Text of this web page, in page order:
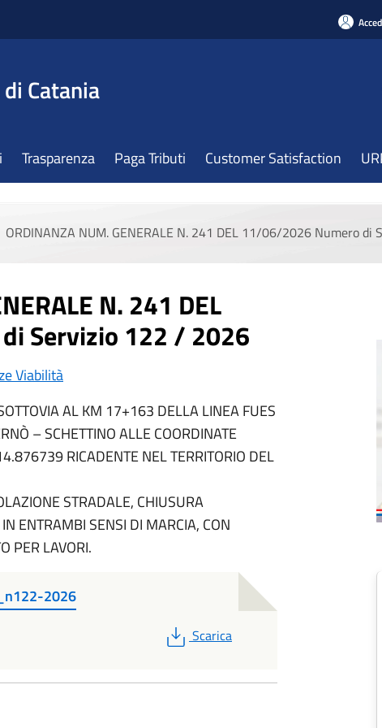
Catania
Trasparenza Paga Tributi Customer Satisfaction
ORDINANZA NUM. GENERALE N. 241 DEL 11/06/2026 Numero
N. 241 DEL
Servizio 122 / 2026
Viabilità
AL KM 17+163 DELLA LINEA FUES
– SCHETTINO ALLE COORDINATE
RICADENTE NEL TERRITORIO DEL
STRADALE, CHIUSURA
ENTRAMBI SENSI DI MARCIA, CON
PER LAVORI.
2026
PDF
Scarica